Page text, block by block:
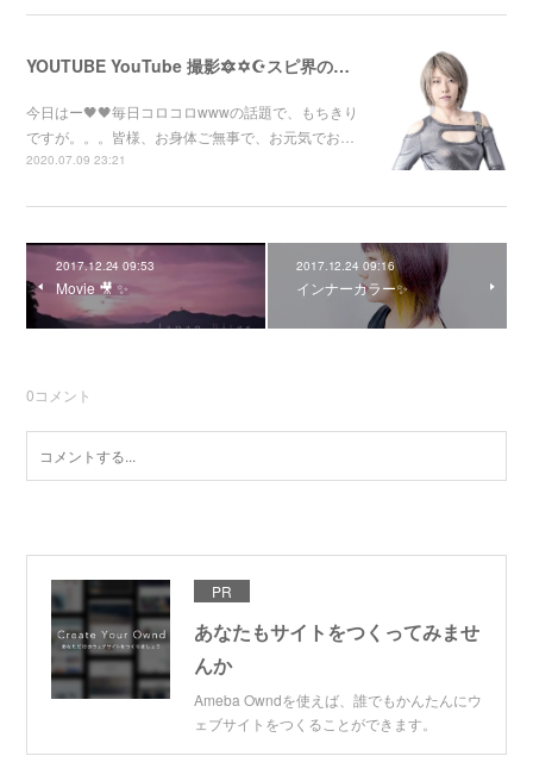
YOUTUBE YouTube 撮影🔯✡️☪️スピ界のニューカマー【KIKO】
今日はー🖤🖤毎日コロコロwwwの話題で、もちきり
ですが。。。皆様、お身体ご無事で、お元気でお…
2020.07.09 23:21
2017.12.24 09:53
Movie 🎥 ✨
2017.12.24 09:16
インナーカラー✨
0コメント
PR
あなたもサイトをつくってみませ
んか
Ameba Owndを使えば、誰でもかんたんにウ
ェブサイトをつくることができます。